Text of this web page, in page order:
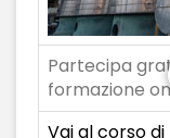
Partecipa
formazione
Vai al corso